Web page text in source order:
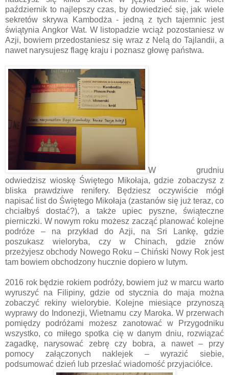
październik to najlepszy czas, by dowiedzieć się, jak wiele
sekretów skrywa Kambodża - jedną z tych tajemnic jest
świątynia Angkor Wat. W listopadzie wciąż pozostaniesz w
Azji, bowiem przedostaniesz się wraz z Nelą do Tajlandii, a
nawet narysujesz flagę kraju i poznasz głowę państwa.
W grudniu
odwiedzisz wioskę Świętego Mikołaja, gdzie zobaczysz z
bliska prawdziwe renifery. Będziesz oczywiście mógł
napisać list do Świętego Mikołaja (zastanów się już teraz, co
chciałbyś dostać?), a także upiec pyszne, świąteczne
pierniczki. W nowym roku możesz zacząć planować kolejne
podróże – na przykład do Azji, na Sri Lankę, gdzie
poszukasz wieloryba, czy w Chinach, gdzie znów
przeżyjesz obchody Nowego Roku – Chiński Nowy Rok jest
tam bowiem obchodzony hucznie dopiero w lutym.
2016 rok będzie rokiem podróży, bowiem już w marcu warto
wyruszyć na Filipiny, gdzie od stycznia do maja można
zobaczyć rekiny wielorybie. Kolejne miesiące przynoszą
wyprawy do Indonezji, Wietnamu czy Maroka. W przerwach
pomiędzy podróżami możesz zanotować w Przygodniku
wszystko, co miłego spotka cię w danym dniu, rozwiązać
zagadkę, narysować zebrę czy bobra, a nawet – przy
pomocy załączonych naklejek – wyrazić siebie,
podsumować dzień lub przesłać wiadomość przyjaciółce.